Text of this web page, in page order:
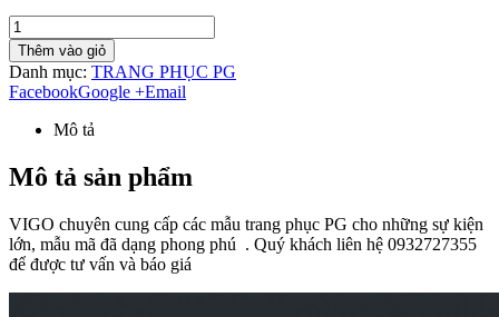
Thêm vào giỏ
Danh mục: TRANG PHỤC PG
FacebookGoogle +Email
Mô tả
Mô tả sản phẩm
VIGO chuyên cung cấp các mẫu trang phục PG cho những sự kiện
lớn, mẫu mã đã dạng phong phú . Quý khách liên hệ 0932727355
để được tư vấn và báo giá